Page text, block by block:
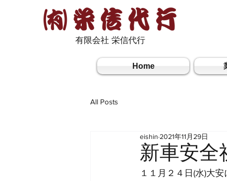
Home
有限会社 栄信代行
All Posts
新車安全
eishin 2021年11月29日
１１月２４日(水)大